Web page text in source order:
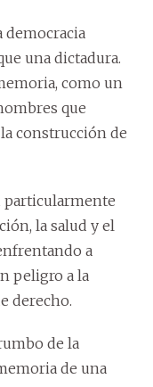
democracia
una dictadura.
como un
que
construcción de
particularmente
la salud y el
a
peligro a la
derecho.
de la
de una